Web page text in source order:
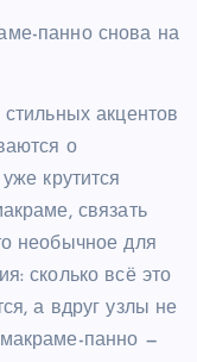
панно снова на
акцентов
о
крутится
связать
необычное для
сколько всё это
а вдруг узлы не
панно —